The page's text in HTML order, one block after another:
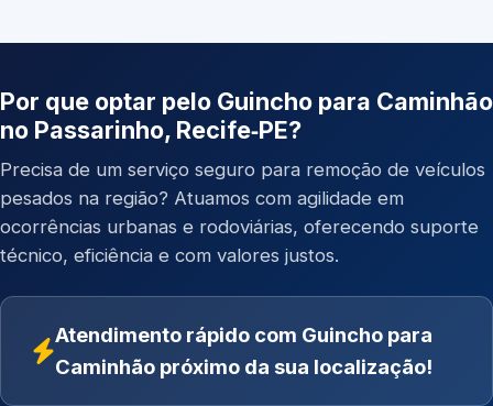
Por que optar pelo Guincho para Caminhão
no Passarinho, Recife‑PE?
Precisa de um serviço seguro para remoção de veículos
pesados na região? Atuamos com agilidade em
ocorrências urbanas e rodoviárias, oferecendo suporte
técnico, eficiência e com valores justos.
Atendimento rápido com Guincho para
Caminhão próximo da sua localização!